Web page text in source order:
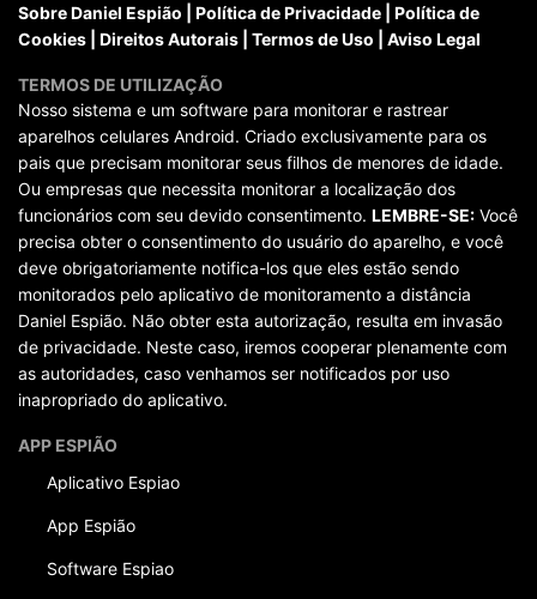
Sobre Daniel Espião Política de Privacidade
Política de
Cookies
Direitos Autorais Termos de Uso Aviso Legal
TERMOS DE UTILIZAÇÃO
Nosso sistema e um software para monitorar e rastrear
aparelhos celulares Android. Criado exclusivamente para os
pais que precisam monitorar seus filhos de menores de idade.
Ou empresas que necessita monitorar a localização dos
funcionários com seu devido consentimento. LEMBRE-SE: Você
precisa obter o consentimento do usuário do aparelho, e você
deve obrigatoriamente notifica-los que eles estão sendo
monitorados pelo aplicativo de monitoramento a distância
Daniel Espião. Não obter esta autorização, resulta em invasão
de privacidade. Neste caso, iremos cooperar plenamente com
as autoridades, caso venhamos ser notificados por uso
inapropriado do aplicativo.
APP ESPIÃO
Aplicativo Espiao
App Espião
Software Espiao